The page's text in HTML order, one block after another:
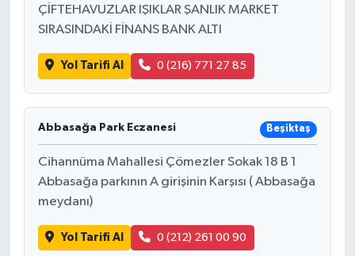
ÇİFTEHAVUZLAR IŞIKLAR ŞANLIK MARKET
SIRASINDAKİ FİNANS BANK ALTI
Yol Tarifi Al 0 (216) 771 27 85
Abbasağa Park Eczanesi Beşiktaş
Cihannüma Mahallesi Çömezler Sokak 18 B 1
Abbasağa parkının A girişinin Karşısı ( Abbasağa
meydanı)
Yol Tarifi Al 0 (212) 261 00 90